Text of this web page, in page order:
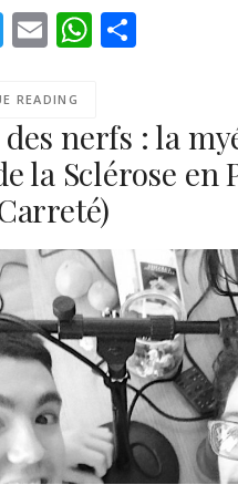
Twitter
EmailWhatsApp
READING
des nerfs : la
la Sclérose en